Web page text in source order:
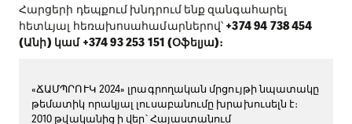
Հարցերի դեպքում խնդրում ենք զանգահարել
հետևյալ հեռախոսահամարներով՝ +374 94 738 454
(Անի) կամ +374 93 253 151 (Օֆելյա)։
«ՃԱՄՊՐՈՒԿ 2024» լրագրողական մրցույթի նպատակը
թեմատիկ որակյալ լուսաբանումը խրախուսելն է։
2010 թվականից ի վեր՝ Հայաստանում